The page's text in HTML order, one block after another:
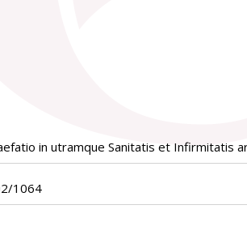
in utramque Sanitatis et Infirmitatis
1064